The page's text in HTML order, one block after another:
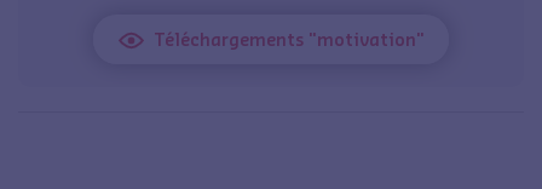
Téléchargements "motivation"